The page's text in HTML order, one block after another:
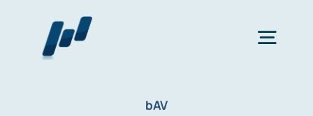
springen
Home
bAV